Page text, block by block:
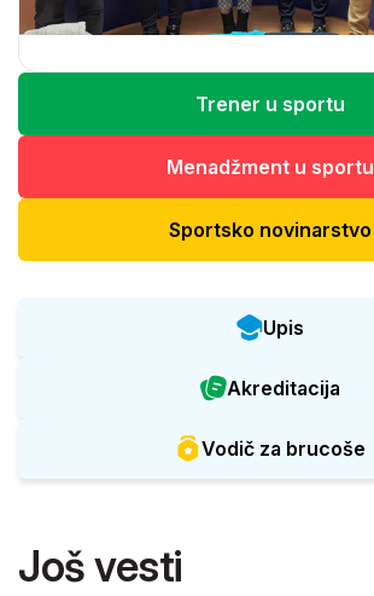
Trener u sportu
Menadžment u sportu
Sportsko novinarstvo
Upis
Akreditacija
Vodič za brucoše
Još vesti